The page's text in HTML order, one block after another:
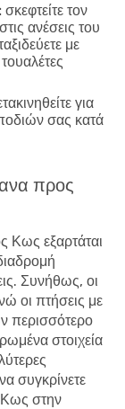
σκεφτείτε τον
ανέσεις του
με
για
σας κατά
προς
Κως εξαρτάται
Συνήθως, οι
οι πτήσεις με
περισσότερο
στοιχεία
συγκρίνετε
στην